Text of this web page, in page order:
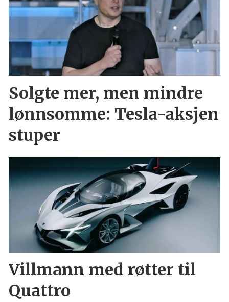
Solgte mer, men mindre
lønnsomme: Tesla-aksjen
stuper
Villmann med røtter til
Quattro